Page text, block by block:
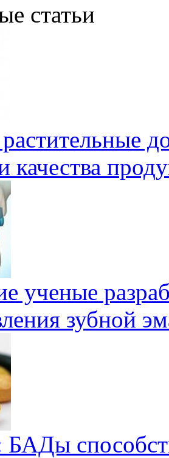
статьи
качества
ученые
зубной
БАДы